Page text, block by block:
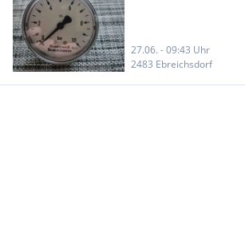
27.06. - 09:43 Uhr
2483 Ebreichsdorf